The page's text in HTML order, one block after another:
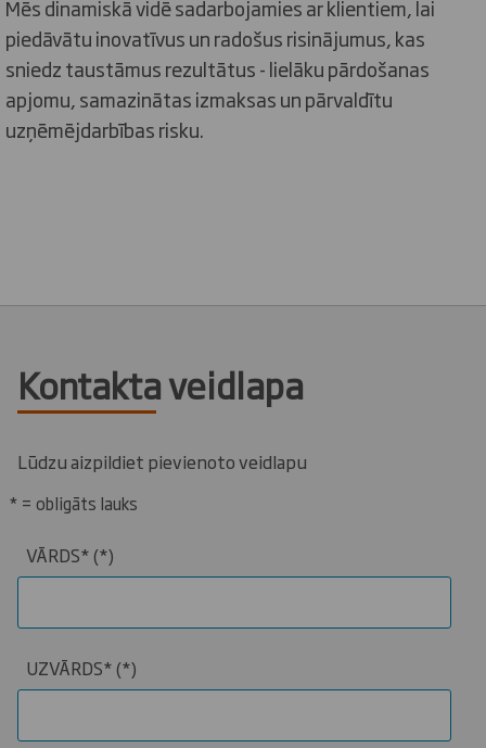
Mēs dinamiskā vidē sadarbojamies ar klientiem, lai
piedāvātu inovatīvus un radošus risinājumus, kas
sniedz taustāmus rezultātus - lielāku pārdošanas
apjomu, samazinātas izmaksas un pārvaldītu
uzņēmējdarbības risku.
Kontakta veidlapa
Lūdzu aizpildiet pievienoto veidlapu
* = obligāts lauks
VĀRDS*
UZVĀRDS*